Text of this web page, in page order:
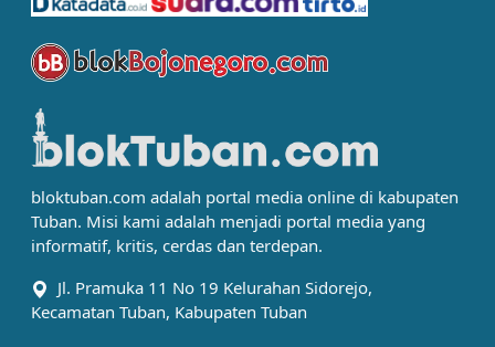
bloktuban.com adalah portal media online di kabupaten
Tuban. Misi kami adalah menjadi portal media yang
informatif, kritis, cerdas dan terdepan.
Jl. Pramuka 11 No 19 Kelurahan Sidorejo,
Kecamatan Tuban, Kabupaten Tuban